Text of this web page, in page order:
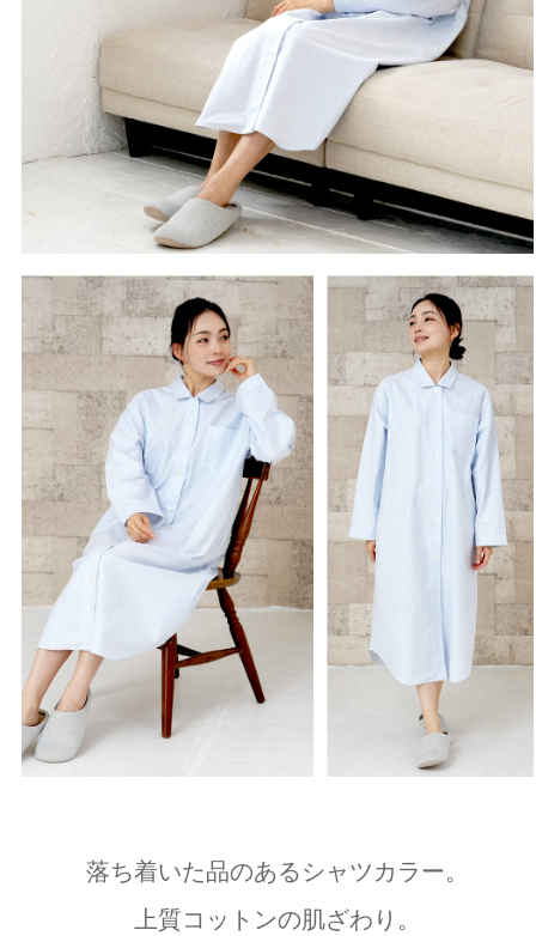
落ち着いた品のあるシャツカラー。
上質コットンの肌ざわり。